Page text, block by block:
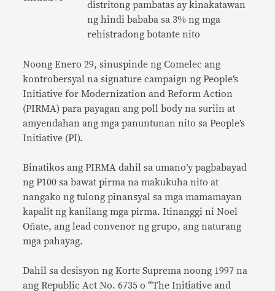
distritong pambatas ay kinakatawan
ng hindi bababa sa 3% ng mga
rehistradong botante nito
Noong Enero 29, sinuspinde ng Comelec ang
kontrobersyal na signature campaign ng People’s
Initiative for Modernization and Reform Action
(PIRMA) para payagan ang poll body na suriin at
amyendahan ang mga panuntunan nito sa People’s
Initiative (PI).
Binatikos ang PIRMA dahil sa umano’y pagbabayad
ng P100 sa bawat pirma na makukuha nito at
nangako ng tulong pinansyal sa mga mamamayan
kapalit ng kanilang mga pirma. Itinanggi ni Noel
Oñate, ang lead convenor ng grupo, ang naturang
mga pahayag.
Dahil sa desisyon ng Korte Suprema noong 1997 na
ang Republic Act No. 6735 o“The Initiative and